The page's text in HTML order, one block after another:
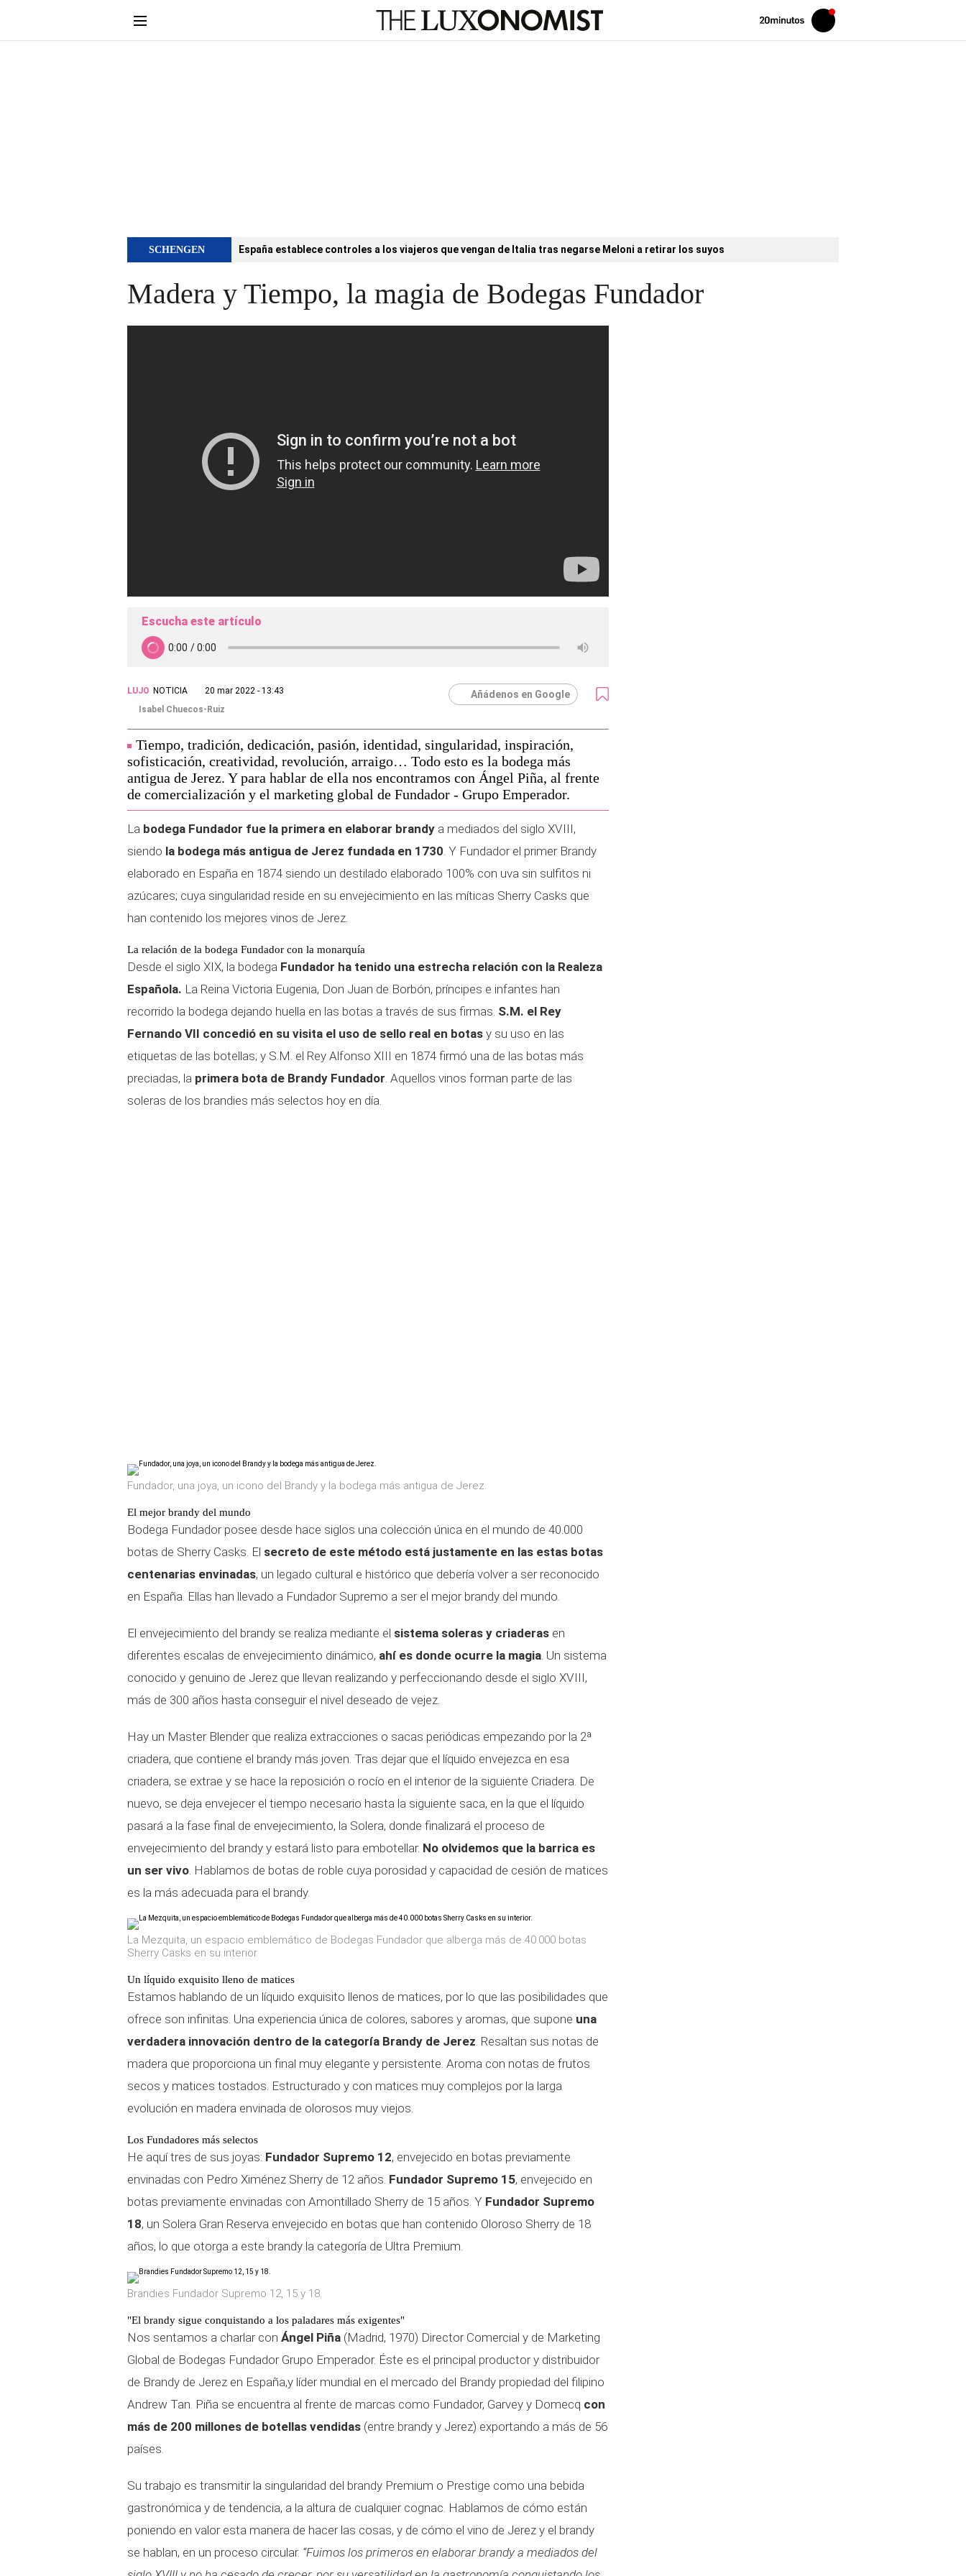
Volver
Iniciar
sesión
SCHENGEN España establece controles a los viajeros que vengan de Italia tras negarse Meloni a retirar los suyos
Madera y Tiempo, la magia de Bodegas Fundador
Escucha este artículo
LUJO NOTICIA
20 mar 2022 - 13:43
Isabel Chuecos-Ruiz
Añádenos en Google
Tiempo, tradición, dedicación, pasión, identidad, singularidad, inspiración,
sofisticación, creatividad, revolución, arraigo… Todo esto es la bodega más
antigua de Jerez. Y para hablar de ella nos encontramos con Ángel Piña, al frente
de comercialización y el marketing global de Fundador - Grupo Emperador.
La bodega Fundador fue la primera en elaborar brandy a mediados del siglo XVIII,
siendo la bodega más antigua de Jerez fundada en 1730 . Y Fundador el primer Brandy
elaborado en España en 1874 siendo un destilado elaborado 100% con uva sin sulfitos ni
azúcares; cuya singularidad reside en su envejecimiento en las míticas Sherry Casks que
han contenido los mejores vinos de Jerez.
La relación de la bodega Fundador con la monarquía
Desde el siglo XIX, la bodega Fundador ha tenido una estrecha relación con la Realeza
Española. La Reina Victoria Eugenia, Don Juan de Borbón, príncipes e infantes han
recorrido la bodega dejando huella en las botas a través de sus firmas. S.M. el Rey
Fernando VII concedió en su visita el uso de sello real en botas y su uso en las
etiquetas de las botellas; y S.M. el Rey Alfonso XIII en 1874 firmó una de las botas más
preciadas, la primera bota de Brandy Fundador . Aquellos vinos forman parte de las
soleras de los brandies más selectos hoy en día.
Fundador, una joya, un icono del Brandy y la bodega más antigua de Jerez.
El mejor brandy del mundo
Bodega Fundador posee desde hace siglos una colección única en el mundo de 40.000
botas de Sherry Casks. El secreto de este método está justamente en las estas botas
centenarias envinadas, un legado cultural e histórico que debería volver a ser reconocido
en España. Ellas han llevado a Fundador Supremo a ser el mejor brandy del mundo.
El envejecimiento del brandy se realiza mediante el sistema soleras y criaderas en
diferentes escalas de envejecimiento dinámico, ahí es donde ocurre la magia . Un sistema
conocido y genuino de Jerez que llevan realizando y perfeccionando desde el siglo XVIII,
más de 300 años hasta conseguir el nivel deseado de vejez.
Hay un Master Blender que realiza extracciones o sacas periódicas empezando por la 2ª
criadera, que contiene el brandy más joven. Tras dejar que el líquido envejezca en esa
criadera, se extrae y se hace la reposición o rocío en el interior de la siguiente Criadera. De
nuevo, se deja envejecer el tiempo necesario hasta la siguiente saca, en la que el líquido
pasará a la fase final de envejecimiento, la Solera, donde finalizará el proceso de
envejecimiento del brandy y estará listo para embotellar. No olvidemos que la barrica es
un ser vivo . Hablamos de botas de roble cuya porosidad y capacidad de cesión de matices
es la más adecuada para el brandy.
La Mezquita, un espacio emblemático de Bodegas Fundador que alberga más de 40.000 botas
Sherry Casks en su interior.
Un líquido exquisito lleno de matices
Estamos hablando de un líquido exquisito llenos de matices, por lo que las posibilidades que
ofrece son infinitas. Una experiencia única de colores, sabores y aromas, que supone una
verdadera innovación dentro de la categoría Brandy de Jerez . Resaltan sus notas de
madera que proporciona un final muy elegante y persistente. Aroma con notas de frutos
secos y matices tostados. Estructurado y con matices muy complejos por la larga
evolución en madera envinada de olorosos muy viejos.
Los Fundadores más selectos
He aquí tres de sus joyas: Fundador Supremo 12, envejecido en botas previamente
envinadas con Pedro Ximénez Sherry de 12 años. Fundador Supremo 15, envejecido en
botas previamente envinadas con Amontillado Sherry de 15 años. Y Fundador Supremo
18, un Solera Gran Reserva envejecido en botas que han contenido Oloroso Sherry de 18
años, lo que otorga a este brandy la categoría de Ultra Premium.
Brandies Fundador Supremo 12, 15 y 18.
"El brandy sigue conquistando a los paladares más exigentes"
Nos sentamos a charlar con Ángel Piña (Madrid, 1970) Director Comercial y de Marketing
Global de Bodegas Fundador Grupo Emperador. Éste es el principal productor y distribuidor
de Brandy de Jerez en España,y líder mundial en el mercado del Brandy propiedad del filipino
Andrew Tan. Piña se encuentra al frente de marcas como Fundador, Garvey y Domecq con
más de 200 millones de botellas vendidas (entre brandy y Jerez) exportando a más de 56
países.
Su trabajo es transmitir la singularidad del brandy Premium o Prestige como una bebida
gastronómica y de tendencia, a la altura de cualquier cognac. Hablamos de cómo están
poniendo en valor esta manera de hacer las cosas, y de cómo el vino de Jerez y el brandy
se hablan, en un proceso circular. “Fuimos los primeros en elaborar brandy a mediados del